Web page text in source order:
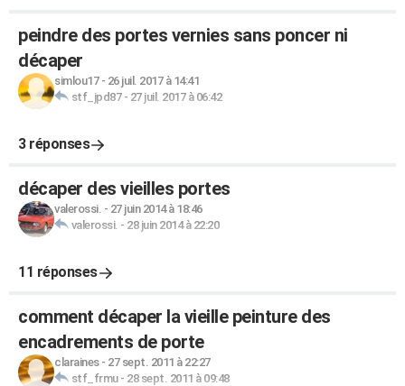
peindre des portes vernies sans poncer ni
décaper
simlou17- 26 juil. 2017 à 14:41
stf_jpd87- 27 juil. 2017 à 06:42
3 réponses
décaper des vieilles portes
valerossi. - 27 juin 2014 à 18:46
valerossi. - 28 juin 2014 à 22:20
11 réponses
comment décaper la vieille peinture des
encadrements de porte
claraines- 27 sept. 2011 à 22:27
stf_frmu- 28 sept. 2011 à 09:48